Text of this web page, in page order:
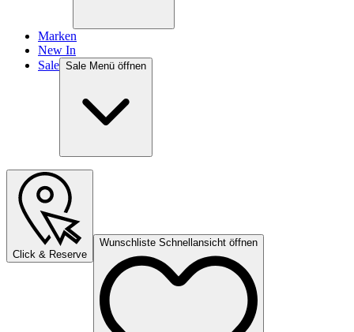
Marken
New In
Sale Sale Menü öffnen
Click & Reserve
Wunschliste Schnellansicht öffnen